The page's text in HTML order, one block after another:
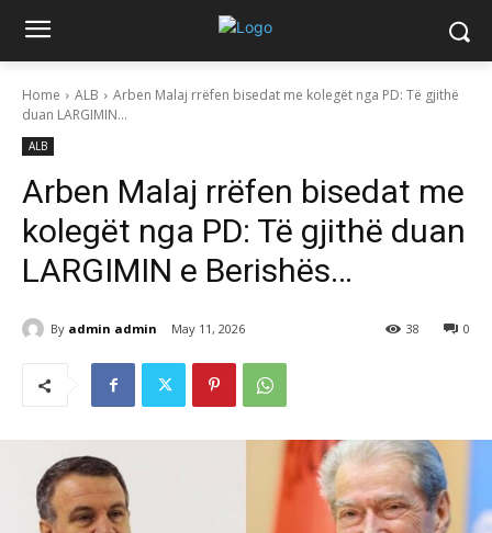
Home ALB
Arben Malaj rrëfen bisedat me kolegët nga PD: Të gjithë
duan LARGIMIN...
ALB
Arben Malaj rrëfen bisedat me
kolegët nga PD: Të gjithë duan
LARGIMIN e Berishës…
By admin admin May 11, 2026 0
38